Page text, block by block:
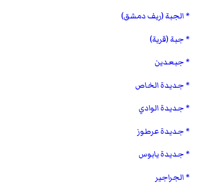
الجبة (ريف دمشق)
جبة (قرية)
جبعدين
جديدة الخاص
جديدة الوادي
جديدة عرطوز
جديدة يابوس
الجراجير